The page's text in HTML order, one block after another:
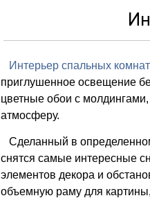
Интерьер спальных комнат
приглушенное освещение
цветные обои с
атмосферу.
Сделанный в
снятся самые интересные
элементов декора и
объемную раму для